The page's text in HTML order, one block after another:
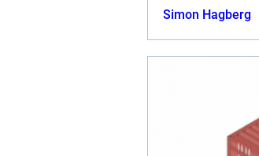
är bra rent fun...
Simon Hagberg